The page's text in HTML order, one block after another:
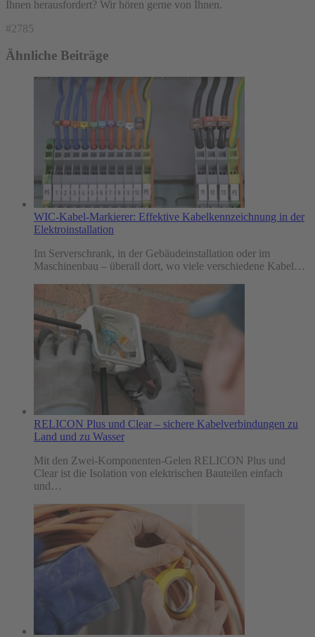
Ihnen herausfordert? Wir hören gerne von Ihnen.
#2785
Ähnliche Beiträge
WIC-Kabel-Markierer: Effektive Kabelkennzeichnung in der
Elektroinstallation
Im Serverschrank, in der Gebäudeinstallation oder im
Maschinenbau – überall dort, wo viele verschiedene Kabel…
RELICON Plus und Clear – sichere Kabelverbindungen zu
Land und zu Wasser
Mit den Zwei-Komponenten-Gelen RELICON Plus und
Clear ist die Isolation von elektrischen Bauteilen einfach
und…